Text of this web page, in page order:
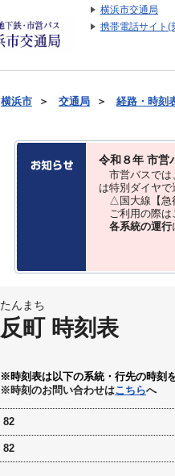
横浜市交通局
携帯電話サイト(
横浜市 ＞ 交通局 ＞ 経路・時刻
令和８年 市営
市営バスでは
は特別ダイヤで
△国大線【急
ご利用の際は
各系統の運行
たんまち
反町 時刻表
※時刻表は以下の系統・行先の時刻
※時刻のお問い合わせはこちらへ
82
82